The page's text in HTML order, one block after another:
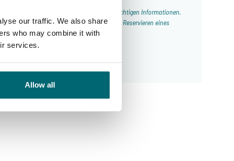
our traffic. We also share
who may combine it with
services.
Allow all
und hilfsbereit, interessante Seen und die richtigen Informationen.
Angelurlaube und meine erste Wahl für das Reservieren eines
Angelurlaubs!